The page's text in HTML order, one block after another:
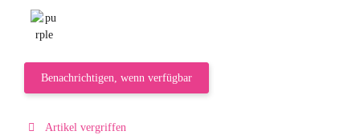
Benachrichtigen, wenn verfügbar
Artikel vergriffen